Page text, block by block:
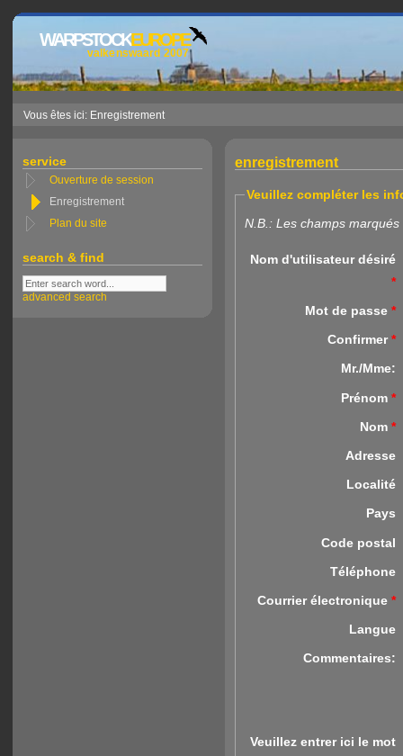
WARPSTOCKEUROPE
valkenswaard 2007
Vous êtes ici: Enregistrement
service
Ouverture de session
Enregistrement
Plan du site
search & find
advanced search
enregistrement
Veuillez compléter les
N.B.: Les champs
Nom d'utilisateur désiré
*
Mot de passe*
Confirmer*
Mr./Mme:
Prénom*
Nom*
Adresse
Localité
Pays
Code postal
Téléphone
Courrier électronique*
Langue
Commentaires:
Veuillez entrer ici le mot